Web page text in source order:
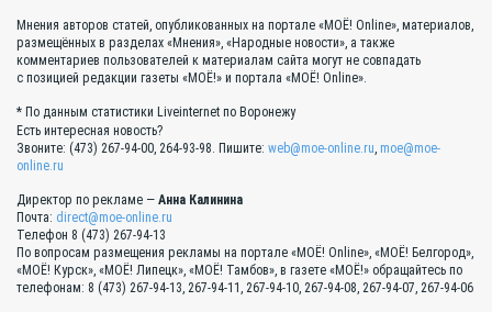
Мнения авторов статей, опубликованных на портале «МОЁ! Online», материалов,
размещённых в разделах «Мнения», «Народные новости», а также
комментариев пользователей к материалам сайта могут не совпадать
с позицией редакции газеты «МОЁ!» и портала «МОЁ! Online».
* По данным статистики Liveinternet по Воронежу
Есть интересная новость?
Звоните: (473) 267-94-00, 264-93-98. Пишите: web@moe-online.ru moe@moe-
online.ru
Директор по рекламе — Анна Калинина
Почта: direct@moe-online.ru
Телефон 8 (473) 267-94-13
По вопросам размещения рекламы на портале «МОЁ! Online», «МОЁ! Белгород»,
«МОЁ! Курск», «МОЁ! Липецк», «МОЁ! Тамбов», в газете «МОЁ!» обращайтесь по
телефонам: 8 (473) 267-94-13, 267-94-11, 267-94-10, 267-94-08, 267-94-07, 267-94-06